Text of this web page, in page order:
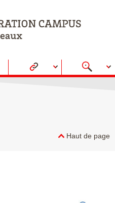
Haut de page